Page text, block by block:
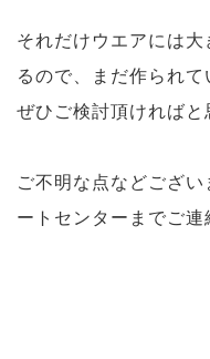
それだけウエアには
るので、まだ作られて
ぜひご検討頂ければと
ご不明な点などござ
ートセンターまでご連